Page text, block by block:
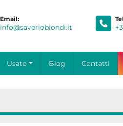
Email:
info@saveriobiondi.it
Usato Blog Contatti